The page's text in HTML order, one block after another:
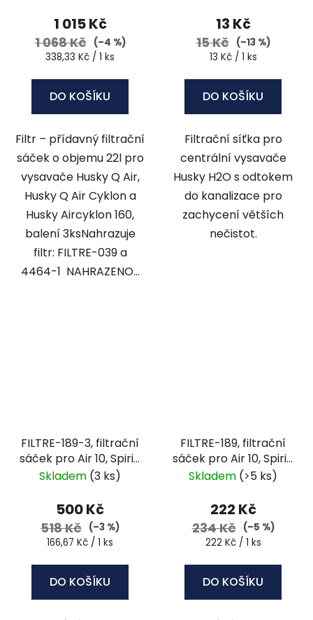
1 015 Kč
1 068 Kč
(–4 %)
Měrná
338,33 Kč / 1 ks
DO KOŠÍKU
Filtr – přídavný filtrační
sáček o objemu 22l pro
vysavače Husky Q Air,
Husky Q Air Cyklon a
Husky Aircyklon 160,
balení 3ksNahrazuje
filtr: FILTRE-039 a
4464-1 NAHRAZENO...
13 Kč
15 Kč
(–13 %)
Měrná
13 Kč / 1 ks
DO KOŠÍKU
Filtrační síťka pro
centrální vysavače
Husky H2O s odtokem
do kanalizace pro
zachycení větších
nečistot.
FILTRE-189-3, filtrační
sáček pro Air 10, Spirit,
Nanook, Flex, Q
Skladem (3 ks)
500 Kč
518 Kč (–3 %)
Měrná
166,67 Kč / 1 ks
DO KOŠÍKU
FILTRE-189, filtrační
sáček pro Air 10, Spirit,
Nanook, Flex, Q
Skladem (>5 ks)
222 Kč
234 Kč
(–5 %)
Měrná
222 Kč / 1 ks
DO KOŠÍKU